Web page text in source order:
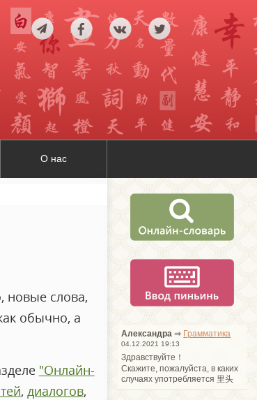
О нас
новые слова,
обычно, а
"Онлайн-
, диалогов,
Александра ⇒ Грамматика
04.12.2021 19:13
Здравствуйте！
Cкажите, пожалуйста, в каких
случаях употребляется 里头